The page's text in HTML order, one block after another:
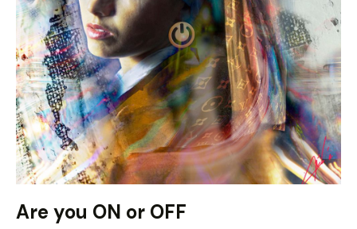
Are you ON or OFF